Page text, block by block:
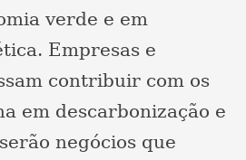
verde e em
Empresas e
contribuir com os
em descarbonização e
negócios que